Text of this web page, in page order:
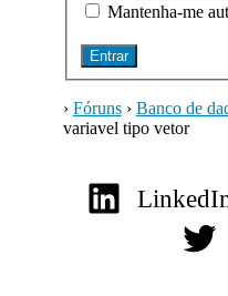
Mantenha-me
Entrar
› Fóruns › Banco de
variavel tipo vetor